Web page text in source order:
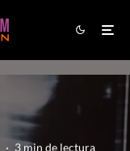
· 3 min de lectura